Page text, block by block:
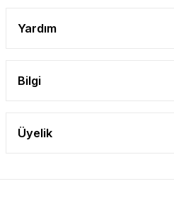
Yardım
Bilgi
Üyelik